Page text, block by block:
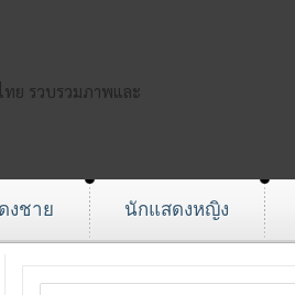
ทย รวบรวมภาพและ
งชาย นักแสดงหญิง